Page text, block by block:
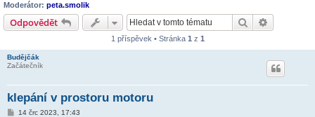
Moderátor: peta.smolik
Odpovědět Hledat
1 příspěvek • Stránka 1 z 1
Budějčák
Začátečník
klepání v prostoru motoru
P14 črc 2023, 17:43